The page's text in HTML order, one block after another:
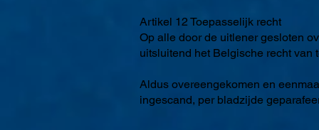
Artikel 12 Toepasselijk recht
Op alle door de uitlener gesloten
uitsluitend het Belgische recht van
Aldus overeengekomen en
ingescand, per bladzijde